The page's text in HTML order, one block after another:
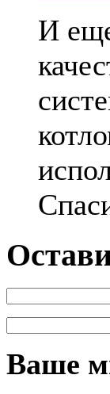
И
Ваше